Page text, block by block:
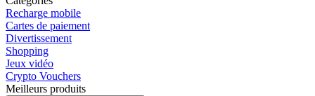
Recharge mobile
Cartes de paiement
Divertissement
Shopping
Jeux vidéo
Crypto Vouchers
Meilleurs produits